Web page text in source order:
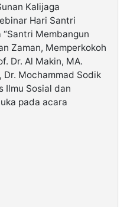
Kalijaga
Hari Santri
Membangun
Zaman, Memperkokoh
Dr. Al Makin, MA.
Dr. Mochammad Sodik
Ilmu Sosial dan
pada acara